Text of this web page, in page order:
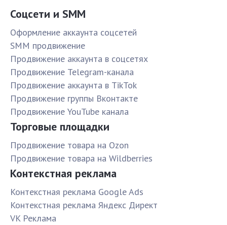
Соцсети и SMM
Оформление аккаунта соцсетей
SMM продвижение
Продвижение аккаунта в соцсетях
Продвижение Telegram-канала
Продвижение аккаунта в TikTok
Продвижение группы Вконтакте
Продвижение YouTube канала
Торговые площадки
Продвижение товара на Ozon
Продвижение товара на Wildberries
Контекстная реклама
Контекстная реклама Google Ads
Контекстная реклама Яндекс Директ
VK Реклама